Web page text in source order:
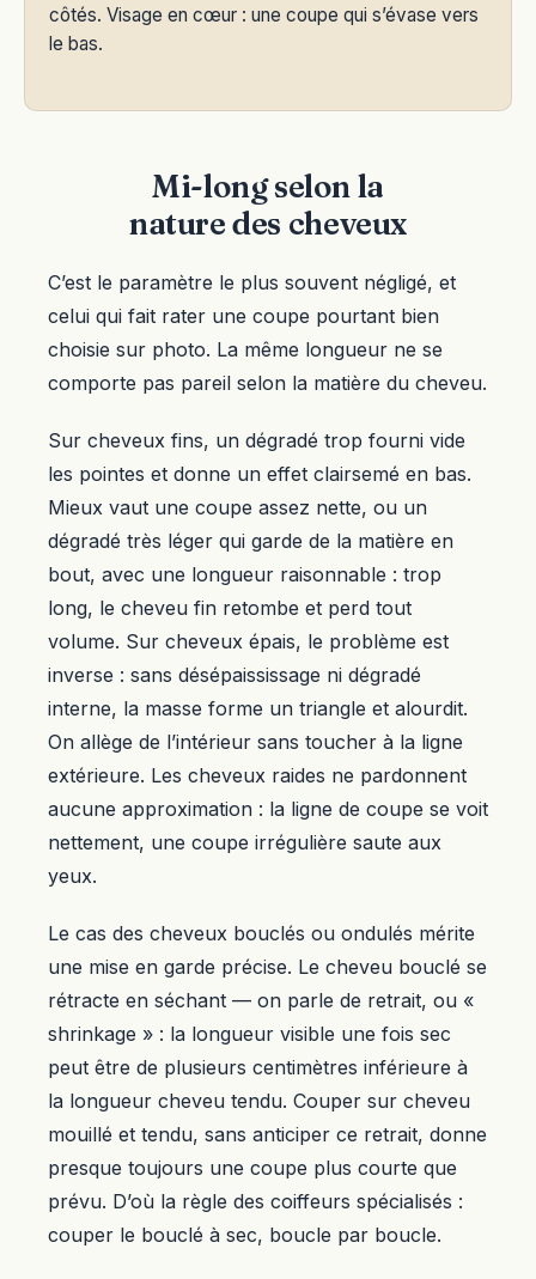
côtés. Visage en cœur : une coupe qui s’évase vers
le bas.
Mi-long selon la
nature des cheveux
C’est le paramètre le plus souvent négligé, et
celui qui fait rater une coupe pourtant bien
choisie sur photo. La même longueur ne se
comporte pas pareil selon la matière du cheveu.
Sur cheveux fins, un dégradé trop fourni vide
les pointes et donne un effet clairsemé en bas.
Mieux vaut une coupe assez nette, ou un
dégradé très léger qui garde de la matière en
bout, avec une longueur raisonnable : trop
long, le cheveu fin retombe et perd tout
volume. Sur cheveux épais, le problème est
inverse : sans désépaississage ni dégradé
interne, la masse forme un triangle et alourdit.
On allège de l’intérieur sans toucher à la ligne
extérieure. Les cheveux raides ne pardonnent
aucune approximation : la ligne de coupe se voit
nettement, une coupe irrégulière saute aux
yeux.
Le cas des cheveux bouclés ou ondulés mérite
une mise en garde précise. Le cheveu bouclé se
rétracte en séchant — on parle de retrait, ou «
shrinkage » : la longueur visible une fois sec
peut être de plusieurs centimètres inférieure à
la longueur cheveu tendu. Couper sur cheveu
mouillé et tendu, sans anticiper ce retrait, donne
presque toujours une coupe plus courte que
prévu. D’où la règle des coiffeurs spécialisés :
couper le bouclé à sec, boucle par boucle.